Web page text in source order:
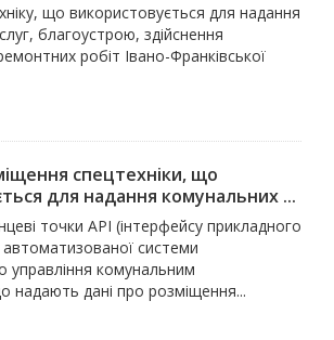
що використовується для надання
благоустрою, здійснення
робіт Івано-Франківської
спецтехніки, що
для надання комунальних ...
точки API (інтерфейсу прикладного
системи
управління комунальним
надають дані про розміщення...